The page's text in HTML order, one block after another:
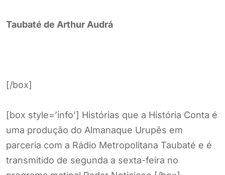
Taubaté de Arthur Audrá
[/box]
[box style=’info’] Histórias que a História Conta é
uma produção do Almanaque Urupês em
parceria com a Rádio Metropolitana Taubaté e é
transmitido de segunda a sexta-feira no